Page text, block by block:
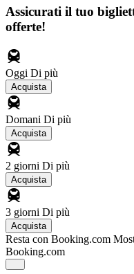
Assicurati il ​​tuo
offerte!
Oggi Di più
Acquista
Domani Di più
Acquista
2 giorni Di più
Acquista
3 giorni Di più
Acquista
Resta con Booking.com
Booking.com